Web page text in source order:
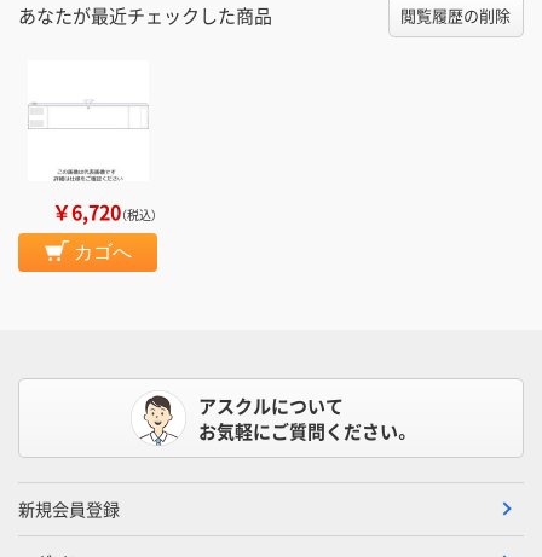
あなたが最近チェックした商品 閲覧履歴の削除
￥6,720（税込）
カゴへ
アスクルについて
お気軽にご質問ください。
新規会員登録